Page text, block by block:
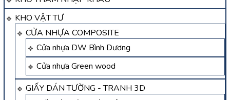
KHO VẬT TƯ
CỬA NHỰA COMPOSITE
Cửa nhựa DW Bình Dương
Cửa nhựa Green wood
GIẤY DÁN TƯỜNG - TRANH 3D